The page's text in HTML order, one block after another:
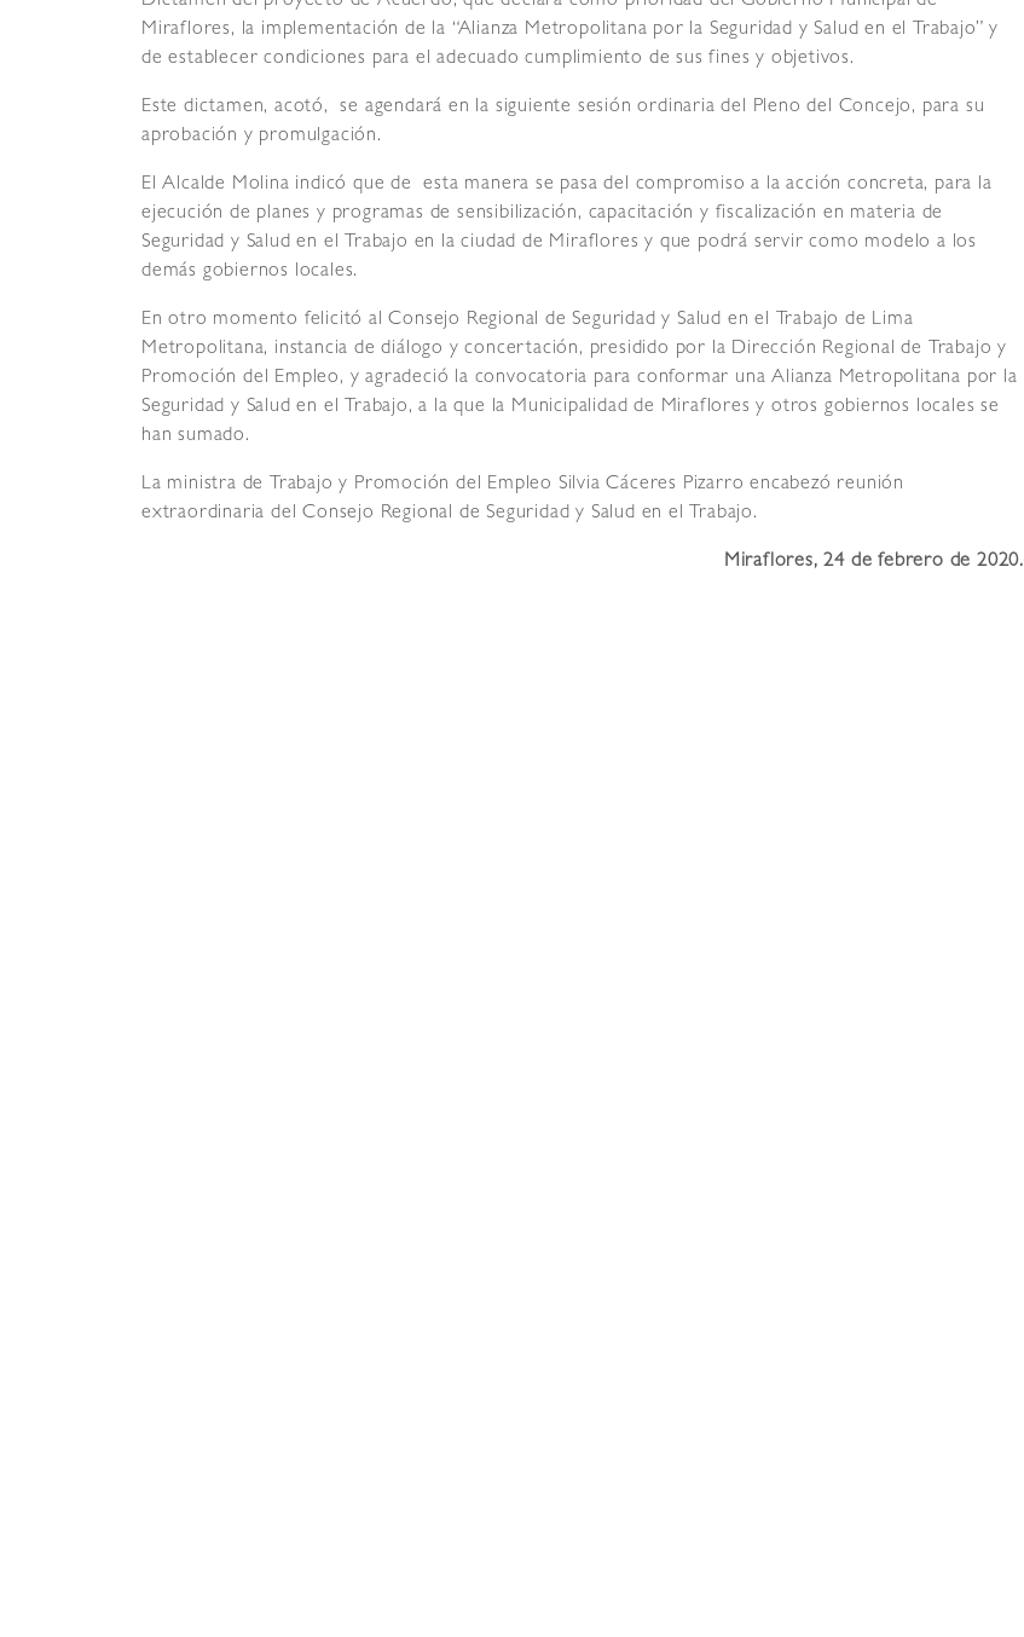
Miraflores, la implementación de la “Alianza Metropolitana por la Seguridad y Salud en el Trabajo” y
de establecer condiciones para el adecuado cumplimiento de sus fines y objetivos.
Este dictamen, acotó, se agendará en la siguiente sesión ordinaria del Pleno del Concejo, para su
aprobación y promulgación.
El Alcalde Molina indicó que de esta manera se pasa del compromiso a la acción concreta, para la
ejecución de planes y programas de sensibilización, capacitación y fiscalización en materia de
Seguridad y Salud en el Trabajo en la ciudad de Miraflores y que podrá servir como modelo a los
demás gobiernos locales.
En otro momento felicitó al Consejo Regional de Seguridad y Salud en el Trabajo de Lima
Metropolitana, instancia de diálogo y concertación, presidido por la Dirección Regional de Trabajo y
Promoción del Empleo, y agradeció la convocatoria para conformar una Alianza Metropolitana por la
Seguridad y Salud en el Trabajo, a la que la Municipalidad de Miraflores y otros gobiernos locales se
han sumado.
La ministra de Trabajo y Promoción del Empleo Silvia Cáceres Pizarro encabezó reunión
extraordinaria del Consejo Regional de Seguridad y Salud en el Trabajo.
Miraflores, 24 de febrero de 2020.